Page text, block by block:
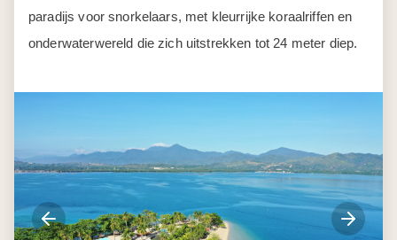
paradijs voor snorkelaars, met kleurrijke koraalriffen en
onderwaterwereld die zich uitstrekken tot 24 meter diep.